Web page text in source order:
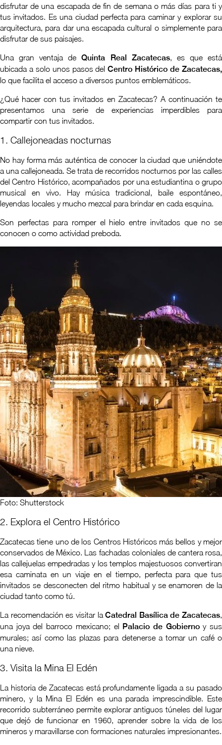
disfrutar de una escapada de fin de semana o más días para ti y
tus invitados. Es una ciudad perfecta para caminar y explorar su
arquitectura, para dar una escapada cultural o simplemente para
disfrutar de sus paisajes.
Una gran ventaja de Quinta Real Zacatecas, es que está
ubicada a solo unos pasos delCentro Histórico de Zacatecas,
lo que facilita el acceso a diversos puntos emblemáticos.
¿Qué hacer con tus invitados en Zacatecas? A continuación te
presentamos una serie de experiencias imperdibles para
compartir con tus invitados.
1. Callejoneadas nocturnas
No hay forma más auténtica de conocer la ciudad que uniéndote
a una callejoneada. Se trata de recorridos nocturnos por las calles
del Centro Histórico, acompañados por una estudiantina o grupo
musical en vivo. Hay música tradicional, baile espontáneo,
leyendas locales y mucho mezcal para brindar en cada esquina.
Son perfectas para romper el hielo entre invitados que no se
conocen o como actividad preboda.
Foto: Shutterstock
2. Explora el Centro Histórico
Zacatecas tiene uno de los Centros Históricos más bellos y mejor
conservados de México. Las fachadas coloniales de cantera rosa,
las callejuelas empedradas y los templos majestuosos convertiran
esa caminata en un viaje en el tiempo, perfecta para que tus
invitados se desconecten del ritmo habitual y se enamoren de la
ciudad tanto como tú.
La recomendación es visitar laCatedral Basílica de Zacatecas,
una joya del barroco mexicano; el
Palacio de Gobiernoy sus
murales; así como las plazas para detenerse a tomar un café o
una nieve.
3. Visita la Mina El Edén
La historia de Zacatecas está profundamente ligada a su pasado
minero, y la Mina El Edén es una parada imprescindible. Este
recorrido subterráneo permite explorar antiguos túneles del lugar
que dejó de funcionar en 1960, aprender sobre la vida de los
mineros y maravillarse con formaciones naturales impresionantes.